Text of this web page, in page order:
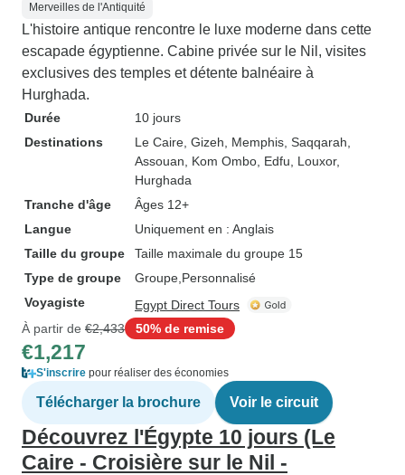
Merveilles de l'Antiquité
L'histoire antique rencontre le luxe moderne dans cette
escapade égyptienne. Cabine privée sur le Nil, visites
exclusives des temples et détente balnéaire à
Hurghada.
Durée
10 jours
Destinations
Le Caire , Gizeh , Memphis , Saqqarah
Assouan , Kom Ombo , Edfu , Louxor,
Hurghada
Tranche d'âge
Âges 12+
Langue
Uniquement en : Anglais
Taille du groupe
Taille maximale du groupe 15
Type de groupe
Groupe Personnalisé
Voyagiste
Egypt Direct Tours
À partir de €2,433 50% de remise
€1,217
S'inscrire pour réaliser des économies
Télécharger la brochure Voir le circuit
Découvrez l'Égypte 10 jours (Le
Caire - Croisière sur le Nil -